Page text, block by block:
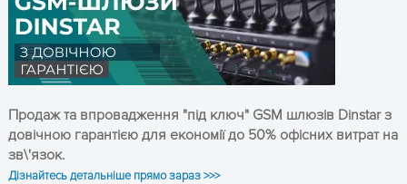
Продаж та впровадження "під ключ" GSM шлюзів Dinstar з
довічною гарантією для економії до 50% офісних витрат на
зв\'язок.
Дізнайтесь детальніше прямо зараз >>>
Споживання
енергії, Вт
UC2000E-2G-B: 25 Вт
Діапазон
робочих
температур
0…+45°C
Температура
зберігання